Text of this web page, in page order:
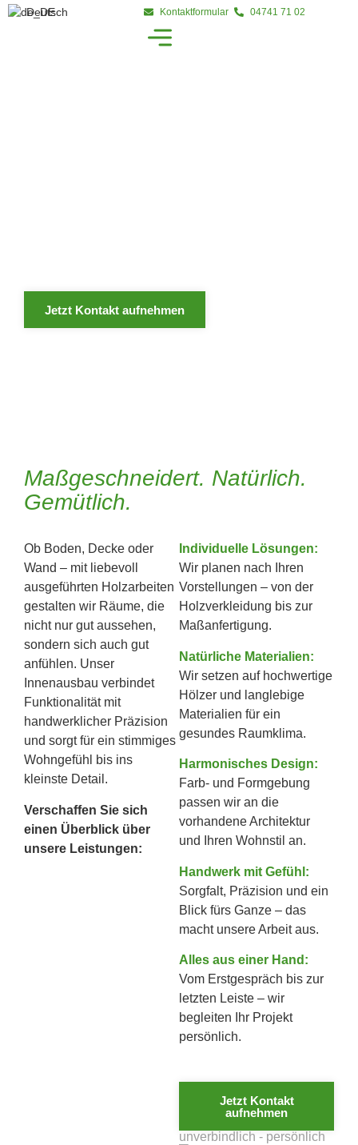
Deutsch Kontaktformular 04741 71 02
Jetzt Kontakt aufnehmen
Maßgeschneidert. Natürlich.
Gemütlich.
Ob Boden, Decke oder
Wand – mit liebevoll
ausgeführten Holzarbeiten
gestalten wir Räume, die
nicht nur gut aussehen,
sondern sich auch gut
anfühlen. Unser
Innenausbau verbindet
Funktionalität mit
handwerklicher Präzision
und sorgt für ein stimmiges
Wohngefühl bis ins
kleinste Detail.
Verschaffen Sie sich
einen Überblick über
unsere Leistungen:
Individuelle Lösungen:
Wir planen nach Ihren
Vorstellungen – von der
Holzverkleidung bis zur
Maßanfertigung.
Natürliche Materialien:
Wir setzen auf hochwertige
Hölzer und langlebige
Materialien für ein
gesundes Raumklima.
Harmonisches Design:
Farb- und Formgebung
passen wir an die
vorhandene Architektur
und Ihren Wohnstil an.
Handwerk mit Gefühl:
Sorgfalt, Präzision und ein
Blick fürs Ganze – das
macht unsere Arbeit aus.
Alles aus einer Hand:
Vom Erstgespräch bis zur
letzten Leiste – wir
begleiten Ihr Projekt
persönlich.
Jetzt Kontakt
aufnehmen
unverbindlich - persönlich